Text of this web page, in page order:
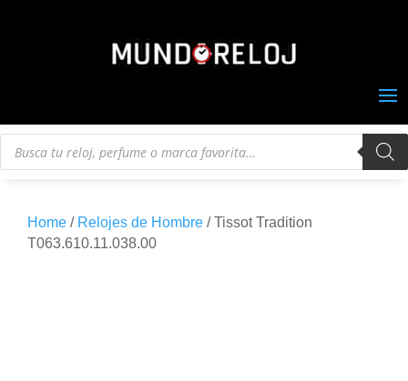
Búsqueda
Home / Relojes de Hombre / Tissot Tradition
T063.610.11.038.00